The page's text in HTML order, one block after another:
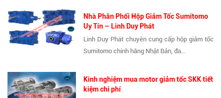
Nhà Phân Phối Hộp Giảm Tốc Sumitomo
Uy Tín – Linh Duy Phát
Linh Duy Phát chuyên cung cấp hộp giảm tốc
Sumitomo chính hãng Nhật Bản, đa...
Kinh nghiệm mua motor giảm tốc SKK tiết
kiệm chi phí